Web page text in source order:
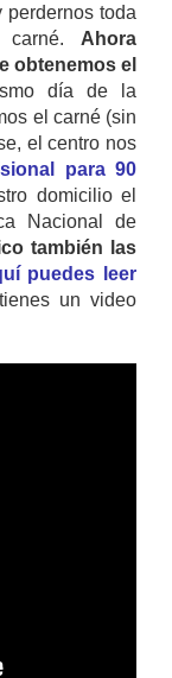
perdernos toda
carné. Ahora
obtenemos el
día de la
el carné (sin
el centro nos
para 90
domicilio el
Nacional de
también las
puedes leer
un video